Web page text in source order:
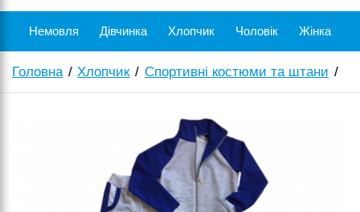
Немовля Дівчинка Хлопчик Чоловік Жінка
Головна Хлопчик Спортивні костюми та штани